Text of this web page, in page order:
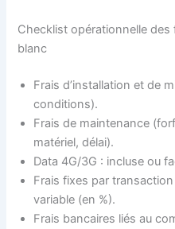
Checklist opérationnelle
blanc
Frais d’installation et de
conditions).
Frais de maintenance
matériel, délai).
Data 4G/3G : incluse ou
Frais fixes par
variable (en %).
Frais bancaires liés au